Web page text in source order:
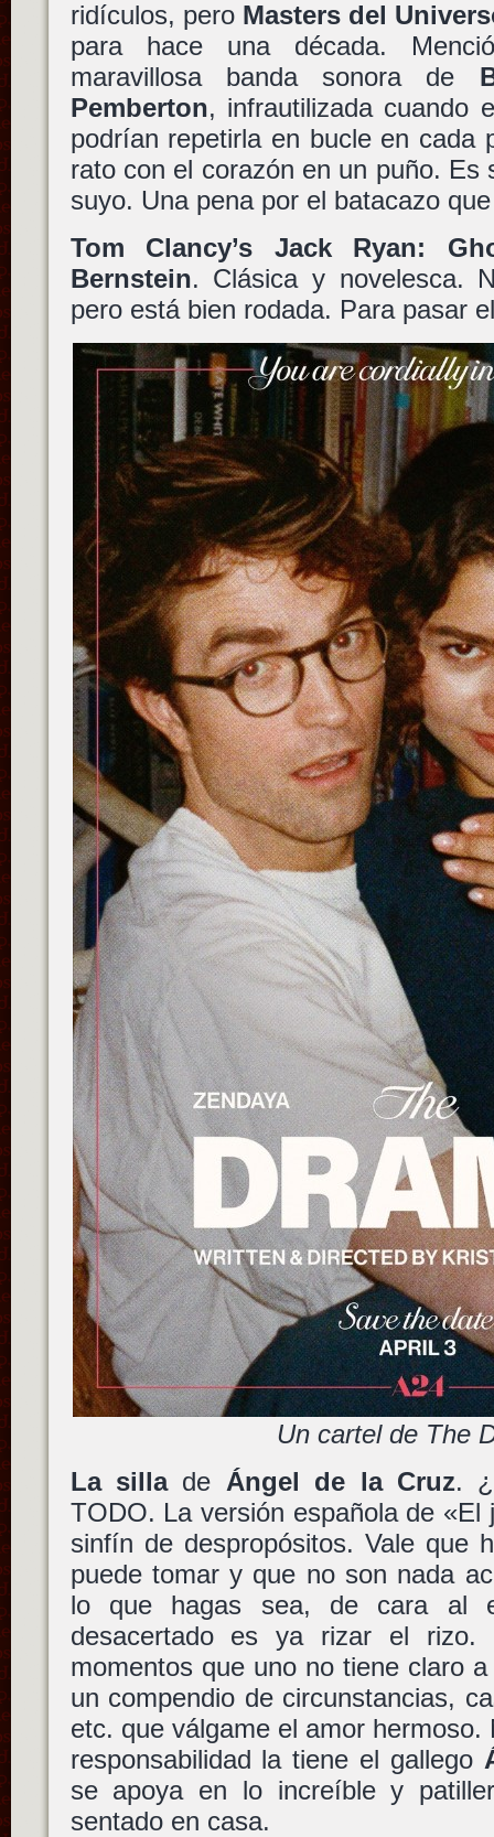
ridículos, pero Masters del
para hace una década.
maravillosa banda sonora de
Pemberton, infrautilizada cuando
podrían repetirla en bucle en cada
rato con el corazón en un puño. Es
suyo. Una pena por el batacazo
Tom Clancy’s Jack Ryan:
Bernstein. Clásica y novelesca.
pero está bien rodada. Para pasar
Un cartel de The
La sillade Ángel de la Cruz.
TODO. La versión española de «El
sinfín de despropósitos. Vale que
puede tomar y que no son nada
lo que hagas sea, de cara al
desacertado es ya rizar el
momentos que uno no tiene claro
un compendio de circunstancias,
etc. que válgame el amor hermoso.
responsabilidad la tiene el gallego
se apoya en lo increíble y
sentado en casa.